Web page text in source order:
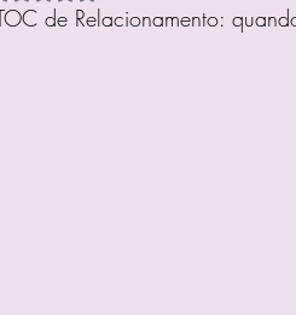
de Relacionamento: